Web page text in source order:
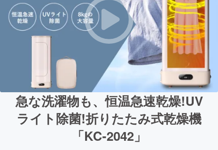
急な洗濯物も、恒温急速乾燥!UV
ライト除菌!折りたたみ式乾燥機
「KC-2042」